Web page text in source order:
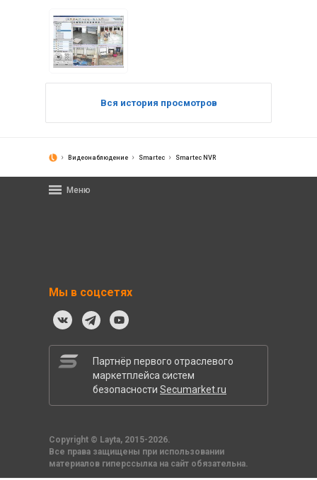
Вся история просмотров
Видеонаблюдение Smartec Smartec NVR
Меню
Мы в соцсетях
Партнёр первого отраслевого
маркетплейса систем
безопасности Secumarket.ru
Copyright © Layta, 2015-2026.
Все права защищены при использовании
материалов гиперссылка на сайт обязательна.